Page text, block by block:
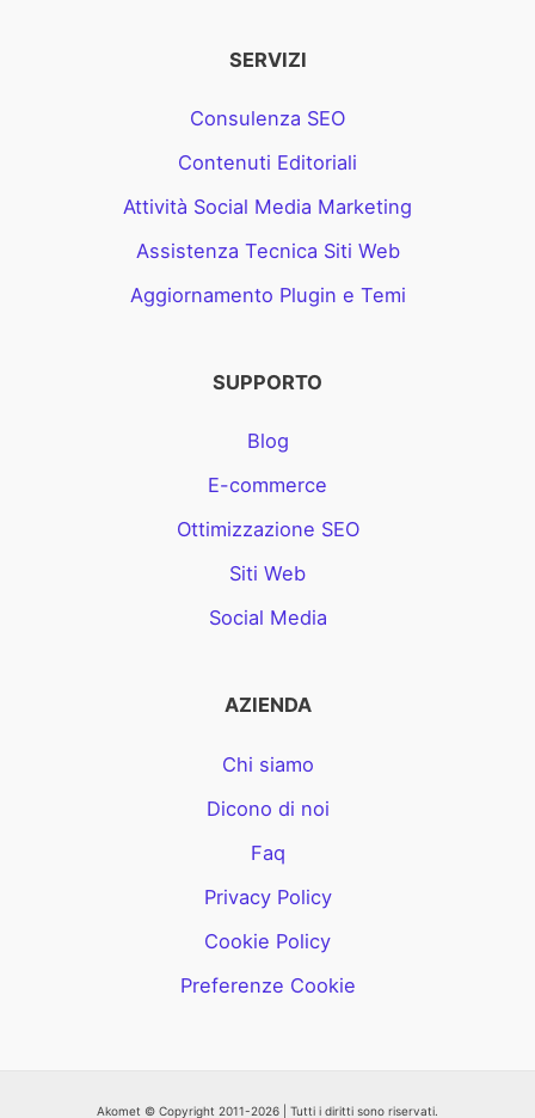
SERVIZI
Consulenza SEO
Contenuti Editoriali
Attività Social Media Marketing
Assistenza Tecnica Siti Web
Aggiornamento Plugin e Temi
SUPPORTO
Blog
E-commerce
Ottimizzazione SEO
Siti Web
Social Media
AZIENDA
Chi siamo
Dicono di noi
Faq
Privacy Policy
Cookie Policy
Preferenze Cookie
Akomet © Copyright 2011-2026 | Tutti i diritti sono riservati.